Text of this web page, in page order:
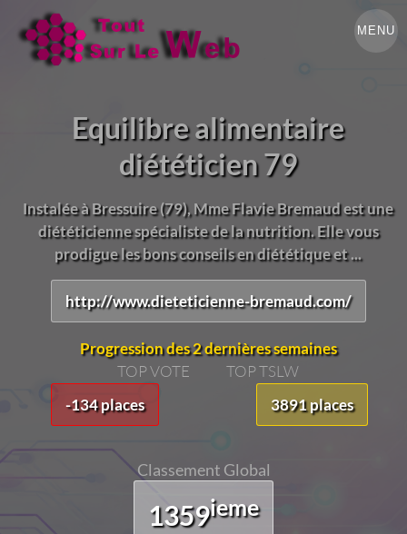
MENU
Equilibre alimentaire
diététicien 79
Instalée à Bressuire (79), Mme Flavie Bremaud est une
diététicienne spécialiste de la nutrition. Elle vous
prodigue les bons conseils en diététique et ...
http://www.dieteticienne-bremaud.com/
Progression des 2 dernières semaines
TOP VOTE
-134 places
TOP TSLW
3891 places
Classement Global
1359ieme